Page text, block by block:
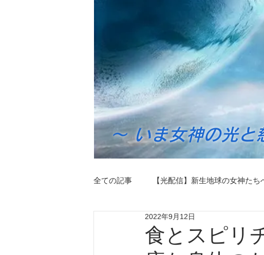
～ いま女神の光と
全ての記事 【光配信】新生地球の女神たち
ツインレイライブラリー
食とスピリ
2022年9月12日